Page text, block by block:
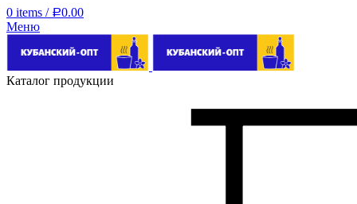
0 items / Р0.00
Меню
Каталог продукции